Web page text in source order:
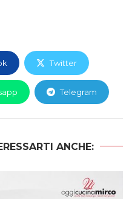
Twitter
Telegram
ANCHE: